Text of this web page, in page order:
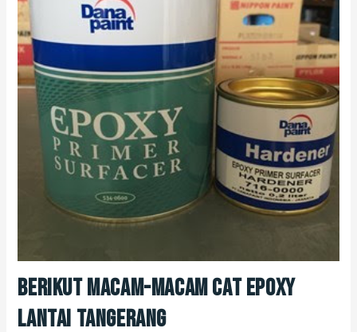
Berikut Macam-macam Cat Epoxy
Lantai Tangerang